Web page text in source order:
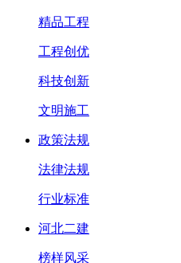
精品工程
工程创优
科技创新
文明施工
政策法规
法律法规
行业标准
河北二建
榜样风采